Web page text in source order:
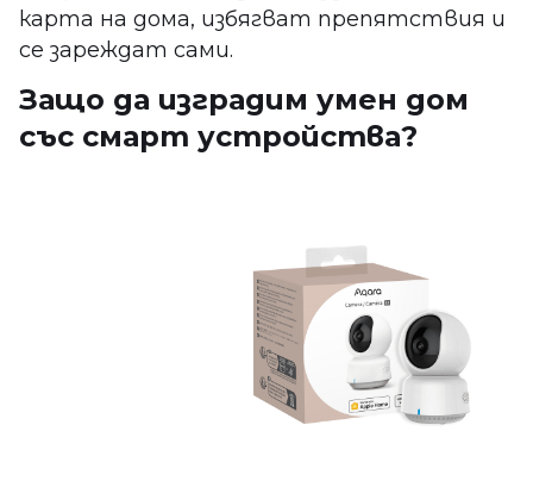
карта на дома, избягват препятствия и
се зареждат сами.
Защо да изградим умен дом
със смарт устройства?